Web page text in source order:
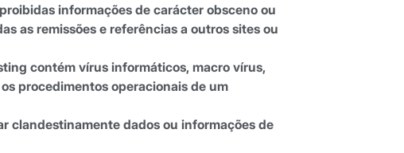
informações de carácter obsceno ou
as remissões e referências a outros sites ou
contém vírus informáticos, macro vírus,
procedimentos operacionais de um
clandestinamente dados ou informações de